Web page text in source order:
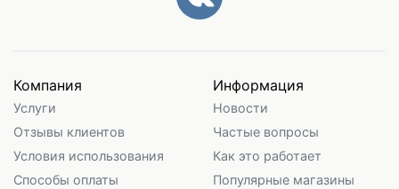
Компания
Услуги
Отзывы клиентов
Условия использования
Способы оплаты
Информация
Новости
Частые вопросы
Как это работает
Популярные магазины